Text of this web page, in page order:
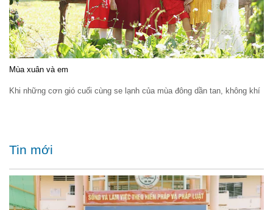
Mùa xuân và em
Khi những cơn gió cuối cùng se lạnh của mùa đông dần tan, không khí
Tin mới